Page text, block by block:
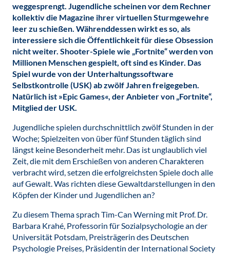
weggesprengt. Jugendliche scheinen vor dem Rechner
kollektiv die Magazine ihrer virtuellen Sturmgewehre
leer zu schießen. Währenddessen wirkt es so, als
interessiere sich die Öffentlichkeit für diese Obsession
nicht weiter. Shooter-Spiele wie „Fortnite“ werden von
Millionen Menschen gespielt, oft sind es Kinder. Das
Spiel wurde von der Unterhaltungssoftware
Selbstkontrolle (USK) ab zwölf Jahren freigegeben.
Natürlich ist »Epic Games«, der Anbieter von „Fortnite“,
Mitglied der USK.
Jugendliche spielen durchschnittlich zwölf Stunden in der
Woche; Spielzeiten von über fünf Stunden täglich sind
längst keine Besonderheit mehr. Das ist unglaublich viel
Zeit, die mit dem Erschießen von anderen Charakteren
verbracht wird, setzen die erfolgreichsten Spiele doch alle
auf Gewalt. Was richten diese Gewaltdarstellungen in den
Köpfen der Kinder und Jugendlichen an?
Zu diesem Thema sprach Tim-Can Werning mit Prof. Dr.
Barbara Krahé, Professorin für Sozialpsychologie an der
Universität Potsdam, Preisträgerin des Deutschen
Psychologie Preises, Präsidentin der International Society